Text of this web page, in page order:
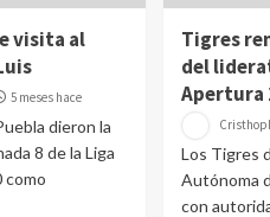
visita al
5 meses hace
dieron la
8 de la Liga
como
Tigres
del
Apertura
Los Tigres
Autónoma
con